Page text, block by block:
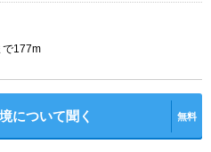
で177m
について聞く 無料